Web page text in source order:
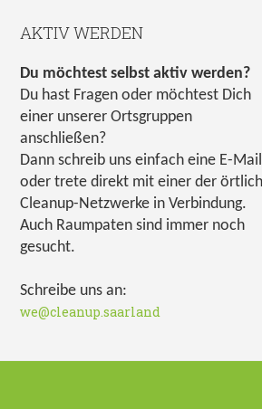
AKTIV WERDEN
Du möchtest selbst aktiv werden?
Du hast Fragen oder möchtest Dich
einer unserer Ortsgruppen
anschließen?
Dann schreib uns einfach eine E-Mail
oder trete direkt mit einer der
Cleanup-Netzwerke in Verbindung.
Auch Raumpaten sind immer noch
gesucht.
Schreibe uns an:
we@cleanup.saarland